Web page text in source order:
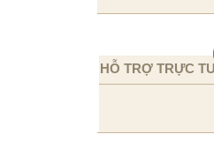
HỖ TRỢ TRỰC